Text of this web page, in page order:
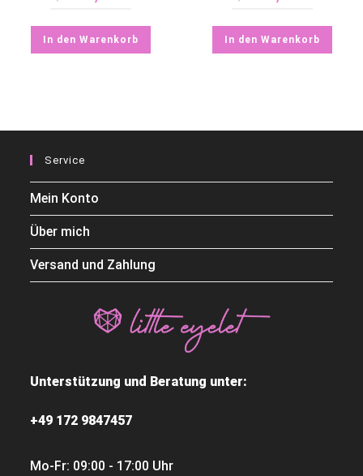
In den Warenkorb In den Warenkorb
Service
Mein Konto
Über mich
Versand und Zahlung
Unterstützung und Beratung unter:
+49 172 9847457
Mo-Fr: 09:00 - 17:00 Uhr